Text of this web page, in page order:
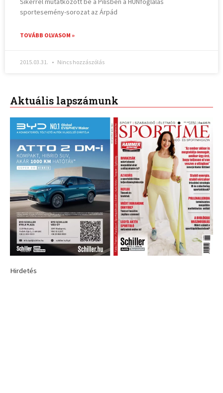
sportesemény-sorozat az Árpád
TOVÁBB OLVASOM »
2015.03.31. Nincs hozzászólás
Aktuális lapszámunk
Hirdetés